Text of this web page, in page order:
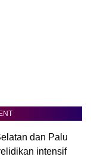
dan Palu
intensif